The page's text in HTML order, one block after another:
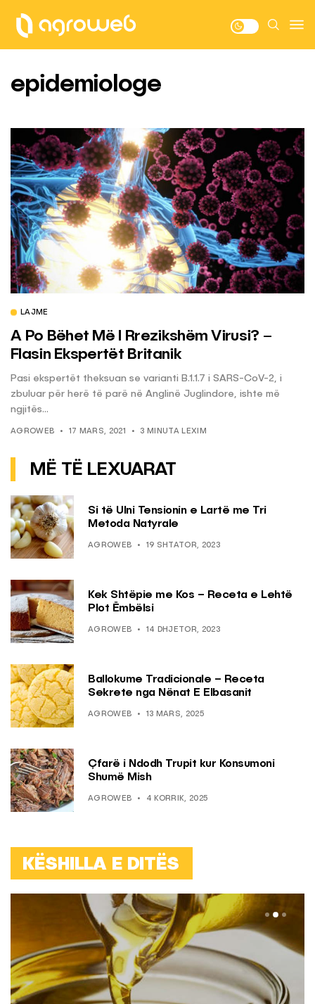
epidemiologe
LAJME
A Po Bëhet Më I Rrezikshëm Virusi? –
Flasin Ekspertët Britanik
Pasi ekspertët theksuan se varianti B.1.1.7 i SARS-CoV-2, i
zbuluar për herë të parë në Anglinë Juglindore, ishte më
ngjitës...
AGROWEB 17 MARS, 2021 3 MINUTA LEXIM
MË TË LEXUARAT
Si të Ulni Tensionin e Lartë me Tri
Metoda Natyrale
AGROWEB 19 SHTATOR, 2023
Kek Shtëpie me Kos – Receta e Lehtë
Plot Ëmbëlsi
AGROWEB 14 DHJETOR, 2023
Ballokume Tradicionale – Receta
Sekrete nga Nënat E Elbasanit
AGROWEB 13 MARS, 2025
Çfarë i Ndodh Trupit kur Konsumoni
Shumë Mish
AGROWEB 4 KORRIK, 2025
KËSHILLA E DITËS